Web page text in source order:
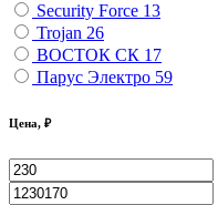
Security Force 13
Trojan 26
ВОСТОК СК 17
Парус Электро 59
Цена, ₽